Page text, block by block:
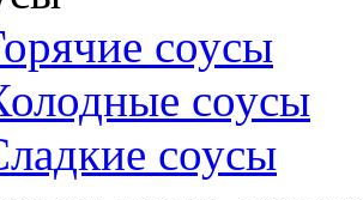
соусы
соусы
соусы